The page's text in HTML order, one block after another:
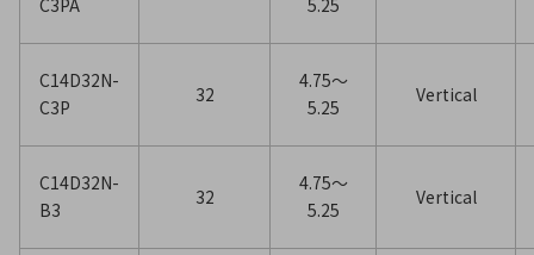
C3PA 5.25
C14D32N-
C3P
32
4.75〜
5.25
Vertical
C14D32N-
B3
32
4.75〜
5.25
Vertical